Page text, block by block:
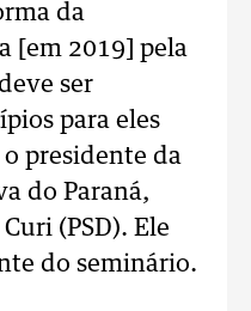
da
[em 2019] pela
ser
para eles
presidente da
do Paraná,
(PSD). Ele
do seminário.